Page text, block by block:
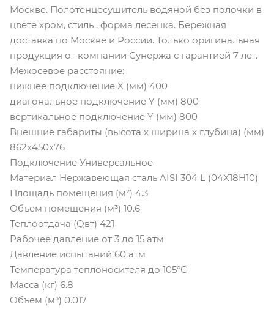
Москве. Полотенцесушитель водяной без полочки в
цвете хром, стиль , форма лесенка. Бережная
доставка по Москве и России. Только оригинальная
продукция от компании Сунержа с гарантией 7 лет.
Межосевое расстояние:
нижнее подключение X (мм) 400
диагональное подключение Y (мм) 800
вертикальное подключение Y (мм) 800
Внешние габариты (высота х ширина х глубина) (мм)
862х450x76
Подключение Универсальное
Материал Нержавеющая сталь AISI 304 L (04X18H10)
Площадь помещения (м²) 4.3
Объем помещения (м³) 10.6
Теплоотдача (Qвт) 421
Рабочее давление от 3 до 15 атм
Давление испытаний 60 атм
Температура теплоносителя до 105°С
Масса (кг) 6.8
Объем (м³) 0.017